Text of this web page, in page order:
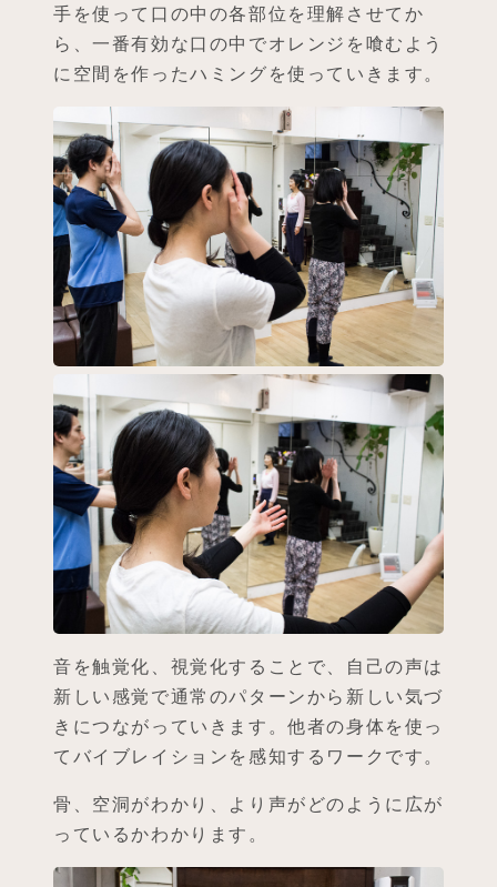
手を使って口の中の各部位を理解させてか
ら、一番有効な口の中でオレンジを喰むよう
に空間を作ったハミングを使っていきます。
音を触覚化、視覚化することで、自己の声は
新しい感覚で通常のパターンから新しい気づ
きにつながっていきます。他者の身体を使っ
てバイブレイションを感知するワークです。
骨、空洞がわかり、より声がどのように広が
っているかわかります。